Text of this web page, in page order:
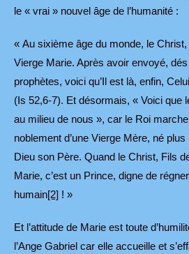
le « vrai » nouvel âge de l’humanité :
« Au sixième âge du monde, le
Vierge Marie. Après avoir envoyé,
prophètes, voici qu’Il est là, enfin,
(Is 52,6-7). Et désormais, « Voici que
au milieu de nous », car le Roi
noblement d’une Vierge Mère, né
Dieu son Père. Quand le Christ, Fils
Marie, c’est un Prince, digne de
humain[2] ! »
Et l’attitude de Marie est toute
l’Ange Gabriel car elle accueille et